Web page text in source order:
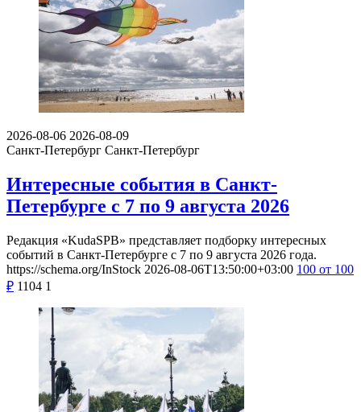
2026-08-06 2026-08-09
Санкт-Петербург Санкт-Петербург
Интересные события в Санкт-
Петербурге с 7 по 9 августа 2026
Редакция «KudaSPB» представляет подборку интересных
событий в Санкт-Петербурге с 7 по 9 августа 2026 года.
https://schema.org/InStock 2026-08-06T13:50:00+03:00 100 от 100
₽ 1104 1